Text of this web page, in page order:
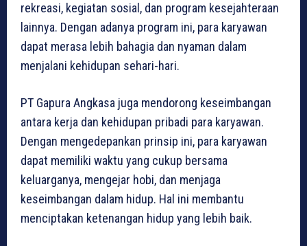
rekreasi, kegiatan sosial, dan program kesejahteraan
lainnya. Dengan adanya program ini, para karyawan
dapat merasa lebih bahagia dan nyaman dalam
menjalani kehidupan sehari-hari.
PT Gapura Angkasa juga mendorong keseimbangan
antara kerja dan kehidupan pribadi para karyawan.
Dengan mengedepankan prinsip ini, para karyawan
dapat memiliki waktu yang cukup bersama
keluarganya, mengejar hobi, dan menjaga
keseimbangan dalam hidup. Hal ini membantu
menciptakan ketenangan hidup yang lebih baik.